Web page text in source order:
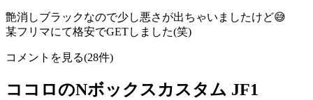
艶消しブラックなので少し悪さが出ちゃいましたけど😅
某フリマにて格安でGETしました(笑)
コメントを見る(28件)
ココロのNボックスカスタム JF1